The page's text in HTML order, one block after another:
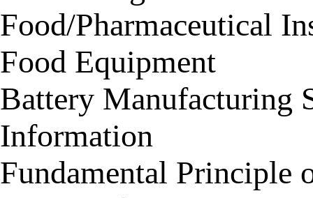
Food/Pharmaceutical
Food Equipment
Battery Manufacturing
Information
Fundamental Principle